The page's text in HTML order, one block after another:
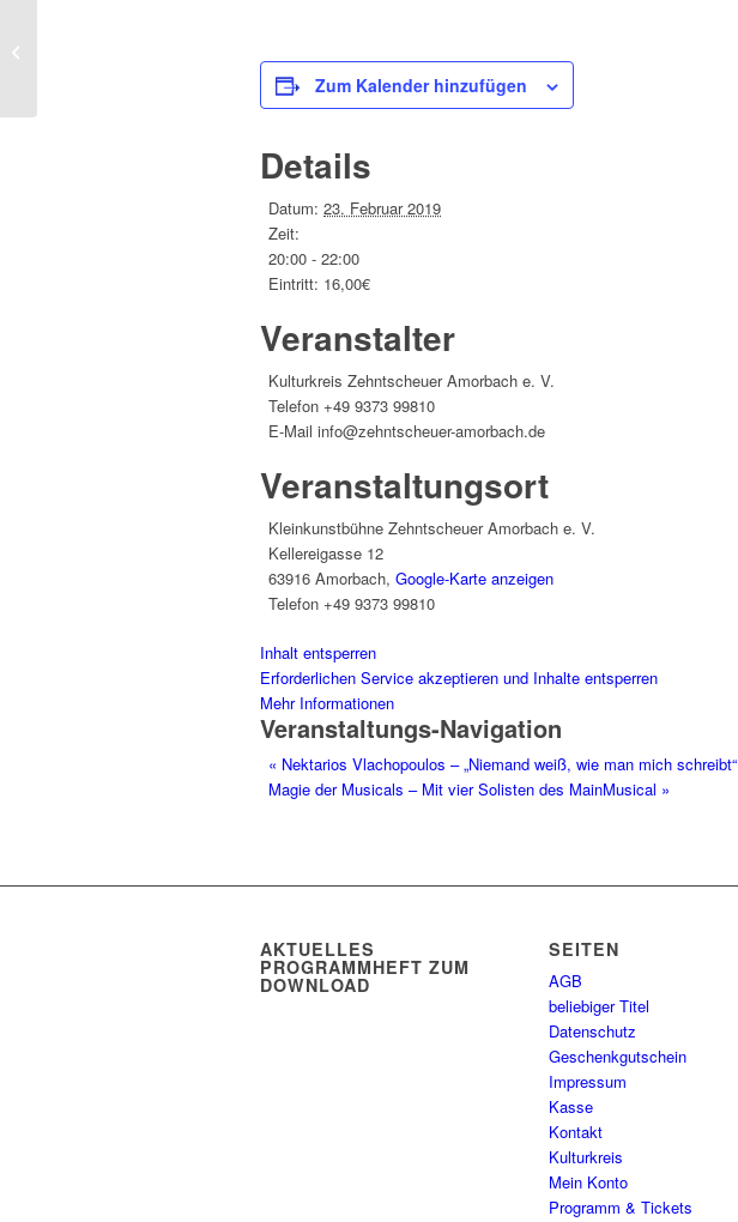
Zum Kalender hinzufügen
Details
Datum: 23. Februar 2019
Zeit:
20:00 - 22:00
Eintritt: 16,00€
Veranstalter
Kulturkreis Zehntscheuer Amorbach e. V.
Telefon +49 9373 99810
E-Mail info@zehntscheuer-amorbach.de
Veranstaltungsort
Kleinkunstbühne Zehntscheuer Amorbach e. V.
Kellereigasse 12
63916 Amorbach, Google-Karte anzeigen
Telefon +49 9373 99810
Inhalt entsperren
Erforderlichen Service akzeptieren und Inhalte entsperren
Mehr Informationen
Veranstaltungs-Navigation
« Nektarios Vlachopoulos – „Niemand weiß, wie man mich schreibt“
Magie der Musicals – Mit vier Solisten des MainMusical »
AKTUELLES
PROGRAMMHEFT ZUM
DOWNLOAD
SEITEN
AGB
beliebiger Titel
Datenschutz
Geschenkgutschein
Impressum
Kasse
Kontakt
Kulturkreis
Mein Konto
Programm & Tickets